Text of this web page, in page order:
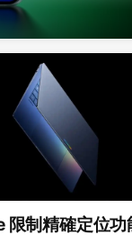
限制精確定位功